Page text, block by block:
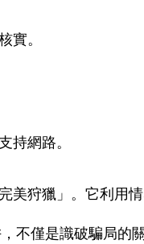
實。
持網路。
美狩獵」。它利用
不僅是識破騙局的